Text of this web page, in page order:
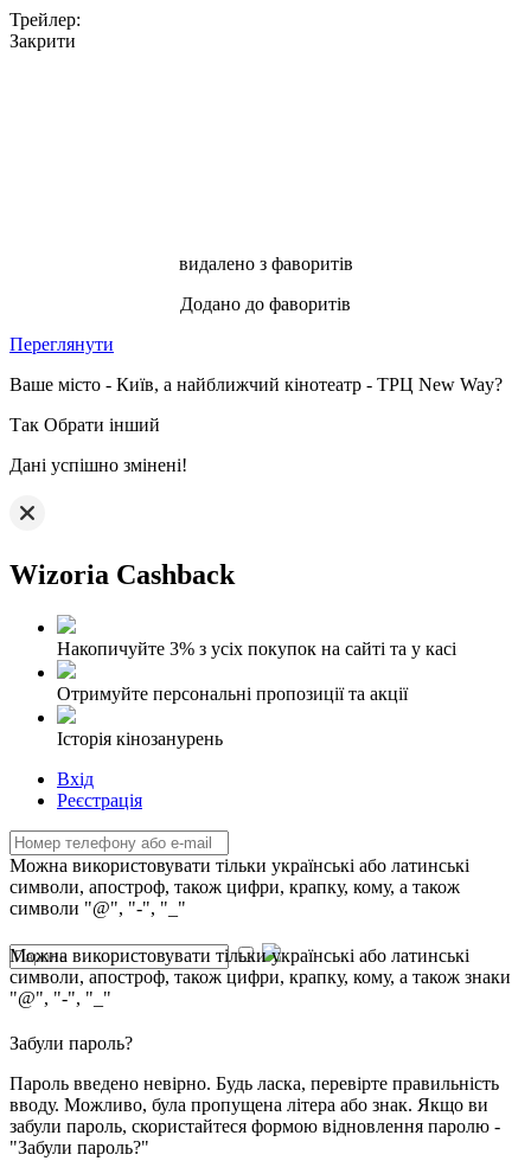
Трейлер:
Закрити
видалено з фаворитів
Додано до фаворитів
Переглянути
Ваше місто - Київ, а найближчий кінотеатр - ТРЦ New Way?
Так Обрати інший
Дані успішно змінені!
Wizoria Cashback
Накопичуйте 3% з усіх покупок на сайті та у касі
Отримуйте персональні пропозиції та акції
Історія кінозанурень
Вхід
Реєстрація
Можна використовувати тільки українські або латинські
символи, апостроф, також цифри, крапку, кому, а також
символи "@", "-", "_"
Можна використовувати тільки українські або латинські
символи, апостроф, також цифри, крапку, кому, а також знаки
"@", "-", "_"
Забули пароль?
Пароль введено невірно. Будь ласка, перевірте правильність
вводу. Можливо, була пропущена літера або знак. Якщо ви
забули пароль, скористайтеся формою відновлення паролю -
"Забули пароль?"